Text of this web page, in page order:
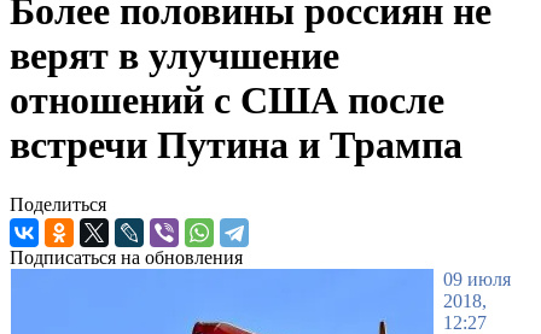
Более половины россиян не
верят в улучшение
отношений с США после
встречи Путина и Трампа
Поделиться
Подписаться на обновления
09 июля
2018,
12:27